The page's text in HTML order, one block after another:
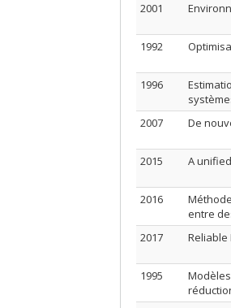
2001
1992
1996
2007
De
2015 A
2016
entre
2017
Reliable
1995